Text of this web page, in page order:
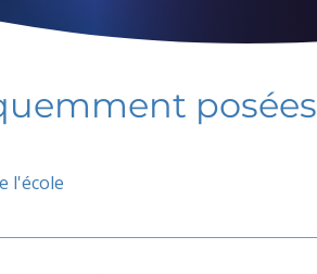
posées
l'école